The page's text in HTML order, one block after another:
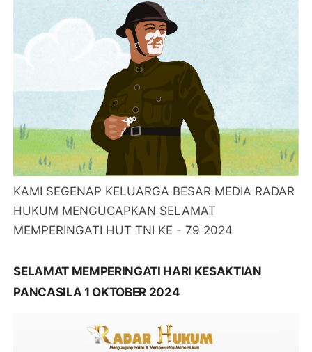
KAMI SEGENAP KELUARGA BESAR MEDIA RADAR
HUKUM MENGUCAPKAN SELAMAT
MEMPERINGATI HUT TNI KE - 79 2024
SELAMAT MEMPERINGATI HARI KESAKTIAN
PANCASILA 1 OKTOBER 2024